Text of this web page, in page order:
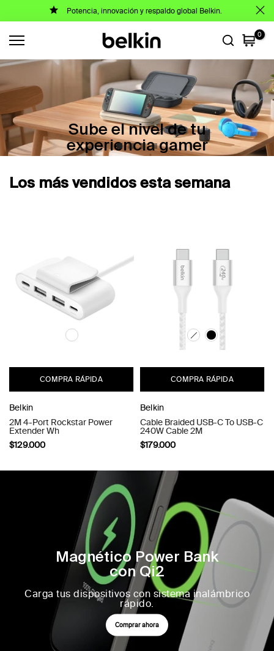
contenido
Potencia, innovación y respaldo global Belkin.
0
Accesorios de viaje
2025
soluciones de carga y audio avanzadas
Los más vendidos esta semana
COMPRA RÁPIDA
Belkin
2M 4-Port Rockstar Power
Extender Wh
$129.000
COMPRA RÁPIDA
Belkin
Cable Braided USB-C To USB-C
240W Cable 2M
$179.000
Magnético Power Bank
con Qi2
Carga tus dispositivos con sistema inalámbrico
rápido.
Comprar ahora